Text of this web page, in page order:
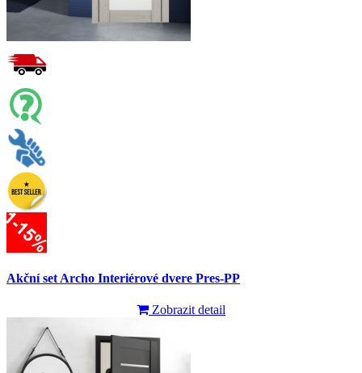
Akční set Archo Interiérové dvere Pres-PP
Zobrazit detail